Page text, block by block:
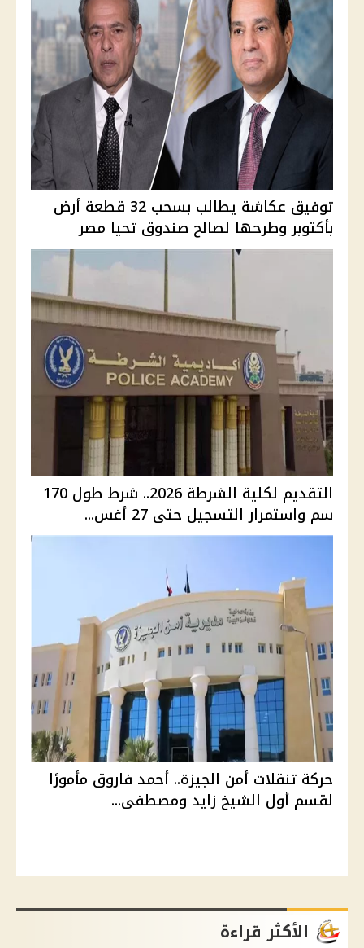
توفيق عكاشة يطالب بسحب 32 قطعة أرض
بأكتوبر وطرحها لصالح صندوق تحيا مصر
التقديم لكلية الشرطة 2026.. شرط طول 170
سم واستمرار التسجيل حتى 27 أغس...
حركة تنقلات أمن الجيزة.. أحمد فاروق مأمورًا
لقسم أول الشيخ زايد ومصطفى...
الأكثر قراءة